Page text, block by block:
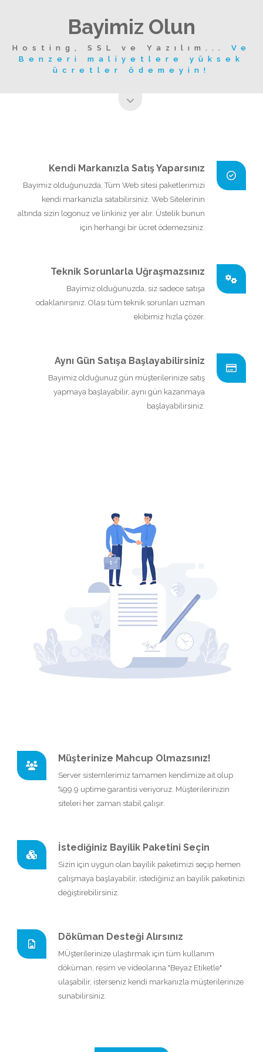
Bayimiz Olun
Hosting, SSL ve Yazılım... Ve
Benzeri maliyetlere yüksek
ücretler ödemeyin!
Kendi Markanızla Satış Yaparsınız
Bayimiz olduğunuzda, Tüm Web sitesi paketlerimizi
kendi markanızla satabilirsiniz. Web Sitelerinin
altında sizin logonuz ve linkiniz yer alır. Üstelik bunun
için herhangi bir ücret ödemezsiniz.
Teknik Sorunlarla Uğraşmazsınız
Bayimiz olduğunuzda, siz sadece satışa
odaklanırsınız. Olası tüm teknik sorunları uzman
ekibimiz hızla çözer.
Aynı Gün Satışa Başlayabilirsiniz
Bayimiz olduğunuz gün müşterilerinize satış
yapmaya başlayabilir, aynı gün kazanmaya
başlayabilirsiniz.
Müşterinize Mahcup Olmazsınız!
Server sistemlerimiz tamamen kendimize ait olup
%99.9 uptime garantisi veriyoruz. Müşterilerinizin
siteleri her zaman stabil çalışır.
İstediğiniz Bayilik Paketini Seçin
Sizin için uygun olan bayilik paketimizi seçip hemen
çalışmaya başlayabilir, istediğiniz an bayilik paketinizi
değiştirebilirsiniz.
Döküman Desteği Alırsınız
MÜşterilerinize ulaştırmak için tüm kullanım
döküman, resim ve videolarına "Beyaz Etiketle"
ulaşabilir, isterseniz kendi markanızla müşterilerinize
sunabilirsiniz.